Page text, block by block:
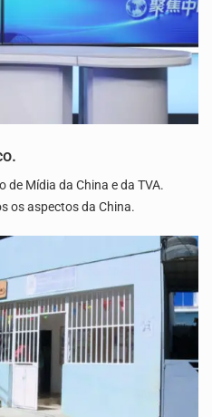
de Mídia da China e da TVA.
os aspectos da China.